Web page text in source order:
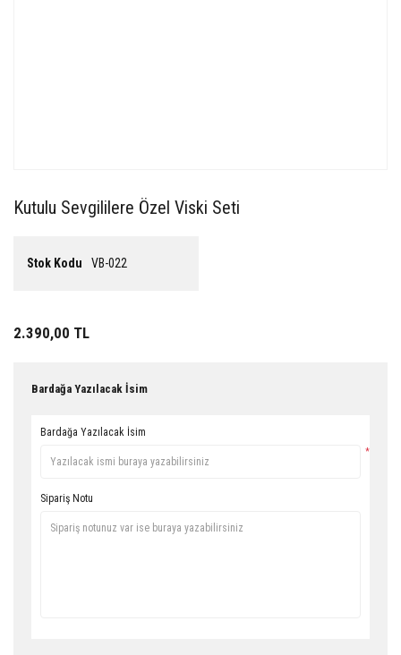
Kutulu Sevgililere Özel Viski Seti
Stok Kodu VB-022
2.390,00 TL
Bardağa Yazılacak İsim
Bardağa Yazılacak İsim
*
Sipariş Notu